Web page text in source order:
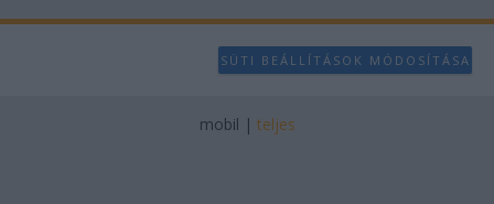
SÜTI BEÁLLÍTÁSOK MÓDOSÍTÁSA
mobil | teljes